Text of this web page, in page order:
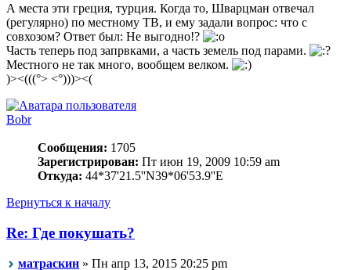
А места эти греция, турция. Когда то, Шварцман отвечал
(регулярно) по местному ТВ, и ему задали вопрос: что с
совхозом? Ответ был: Не выгодно!?
Часть теперь под запрвками, а часть земель под парами.
Местного не так много, вообщем велком.
)><(((°> <°)))><(
Bobr
Сообщения: 1705
Зарегистрирован: Пт июн 19, 2009 10:59 am
Откуда: 44*37'21.5''N39*06'53.9''E
Вернуться к началу
Re: Где покушать?
матраскин » Пн апр 13, 2015 20:25 pm